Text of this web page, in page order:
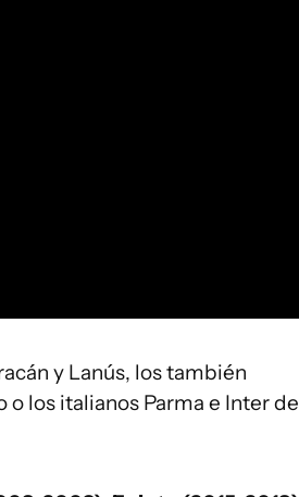
y Lanús, los también
los italianos Parma e Inter de